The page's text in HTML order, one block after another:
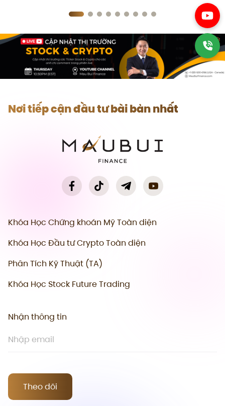
Nơi tiếp cận đầu tư bài bản nhất
Khóa Học Chứng khoán Mỹ Toàn diện
Khóa Học Đầu tư Crypto Toàn diện
Phân Tích Kỹ Thuật (TA)
Khóa Học Stock Future Trading
Nhận thông tin
Theo dõi